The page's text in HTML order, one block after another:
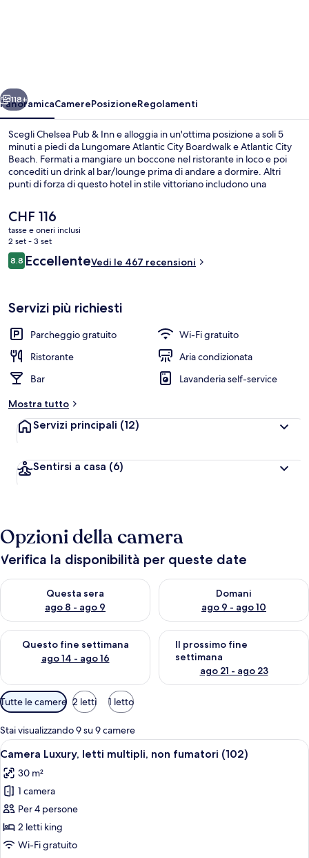
Avanti
118+
PanoramicaCamerePosizioneRegolamenti
Scegli Chelsea Pub & Inn e alloggia in un'ottima posizione a soli 5
minuti a piedi da Lungomare Atlantic City Boardwalk e Atlantic City
Beach. Fermati a mangiare un boccone nel ristorante in loco e poi
concediti un drink al bar/lounge prima di andare a dormire. Altri
punti di forza di questo hotel in stile vittoriano includono una
personale gentile e la colazione.
Il
prezzo
attuale
è
CHF 116
CHF 116
tasse e oneri inclusi
2 set - 3 set
Recensioni
8.88.8 su 10
EccellenteVedi le 467 recensioni
Servizi più richiesti
Parcheggio gratuito
Wi-Fi gratuito
Ristorante
Aria condizionata
Bar
Lavanderia self-service
Mostra tutto
Servizi principali (12)
Sentirsi a casa (6)
Opzioni della camera
Verifica la disponibilità per queste date
Questa sera
ago 8 - ago 9
Verifica la disponibilità per questa sera, ago 8 - ago 9
Domani
ago 9 - ago 10
Verifica la disponibilità per
Questo fine settimana
ago 14 - ago 16
Verifica la disponibilità per questo fine settimana, ago 14 -
Il prossimo fine
settimana
ago 21 - ago 23
Verifica la disponibilità per il
Filtri
disponibili
per
le
camere
Tutte le camere 2 letti 1 letto
Stai visualizzando 9 su 9 camere
Apri
tutte
le
foto
per
Camera
Luxury,
Una stanza con un letto, una panca,
5
Camera Luxury, letti multipli, non fumatori (102)
30 m²
1 camera
Per 4 persone
2 letti king
Wi-Fi gratuito